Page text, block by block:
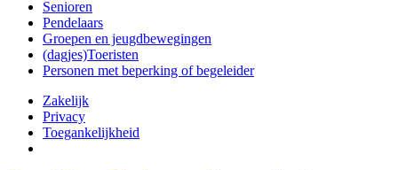
Senioren
Pendelaars
Groepen en jeugdbewegingen
(dagjes)Toeristen
Personen met beperking of begeleider
Zakelijk
Privacy
Toegankelijkheid